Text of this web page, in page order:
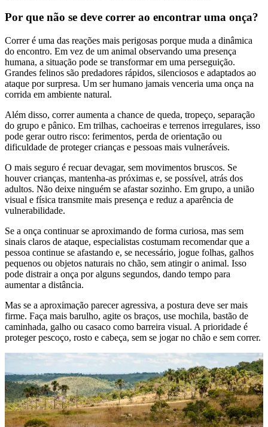
Por que não se deve correr ao encontrar uma onça?
Correr é uma das reações mais perigosas porque muda a dinâmica
do encontro. Em vez de um animal observando uma presença
humana, a situação pode se transformar em uma perseguição.
Grandes felinos são predadores rápidos, silenciosos e adaptados ao
ataque por surpresa. Um ser humano jamais venceria uma onça na
corrida em ambiente natural.
Além disso, correr aumenta a chance de queda, tropeço, separação
do grupo e pânico. Em trilhas, cachoeiras e terrenos irregulares, isso
pode gerar outro risco: ferimentos, perda de orientação ou
dificuldade de proteger crianças e pessoas mais vulneráveis.
O mais seguro é recuar devagar, sem movimentos bruscos. Se
houver crianças, mantenha-as próximas e, se possível, atrás dos
adultos. Não deixe ninguém se afastar sozinho. Em grupo, a união
visual e física transmite mais presença e reduz a aparência de
vulnerabilidade.
Se a onça continuar se aproximando de forma curiosa, mas sem
sinais claros de ataque, especialistas costumam recomendar que a
pessoa continue se afastando e, se necessário, jogue folhas, galhos
pequenos ou objetos naturais no chão, sem atingir o animal. Isso
pode distrair a onça por alguns segundos, dando tempo para
aumentar a distância.
Mas se a aproximação parecer agressiva, a postura deve ser mais
firme. Faça mais barulho, agite os braços, use mochila, bastão de
caminhada, galho ou casaco como barreira visual. A prioridade é
proteger pescoço, rosto e cabeça, sem se jogar no chão e sem correr.